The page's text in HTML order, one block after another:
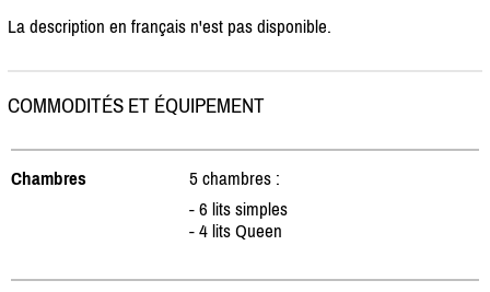
La description en français n'est pas disponible.
COMMODITÉS ET ÉQUIPEMENT
Chambres
5 chambres :
- 6 lits simples
- 4 lits Queen